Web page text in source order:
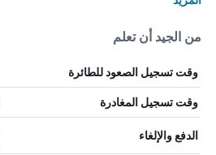
من الجيد أن تعلم
وقت تسجيل الصعود للطائرة
وقت تسجيل المغادرة
الدفع والإلغاء